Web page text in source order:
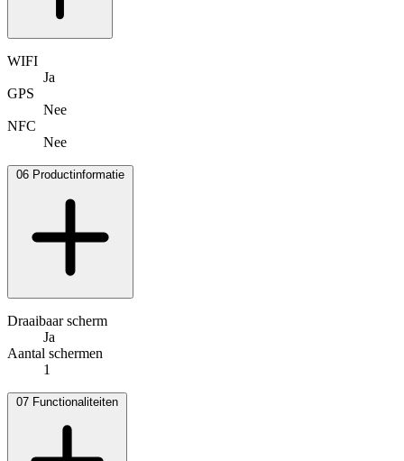
WIFI
Ja
GPS
Nee
NFC
Nee
06 Productinformatie
Draaibaar scherm
Ja
Aantal schermen
1
07 Functionaliteiten